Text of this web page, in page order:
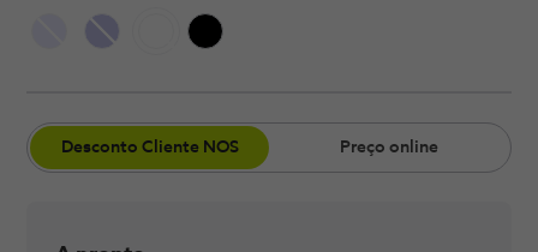
​Desconto Cliente​​ NOS Preço online